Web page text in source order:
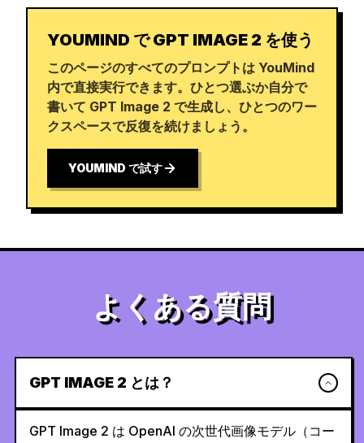
YOUMIND で GPT IMAGE 2 を使う
このページのすべてのプロンプトは YouMind
内で直接実行できます。ひとつ選ぶか自分で
書いて GPT Image 2 で生成し、ひとつのワー
クスペースで反復を続けましょう。
YOUMIND で試す
よくある質問
GPT IMAGE 2 とは？
GPT Image 2 は OpenAI の次世代画像モデル（コー